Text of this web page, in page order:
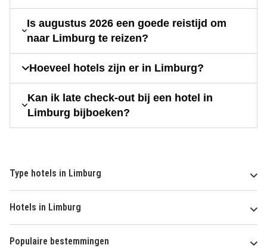
Is augustus 2026 een goede reistijd om
naar Limburg te reizen?
Hoeveel hotels zijn er in Limburg?
Kan ik late check-out bij een hotel in
Limburg bijboeken?
Type hotels in Limburg
Hotels in Limburg
Populaire bestemmingen